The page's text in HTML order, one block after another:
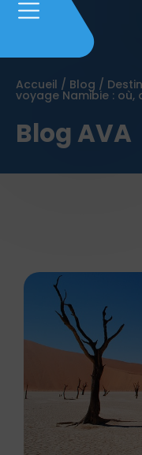
Accueil / Blog /
voyage Namibie :
Blog AVA